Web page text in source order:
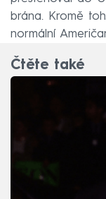
brána. Kromě
normální
Čtěte také